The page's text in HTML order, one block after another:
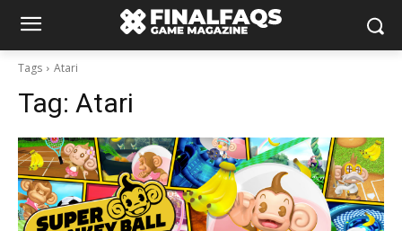
Tags Atari
Tag: Atari